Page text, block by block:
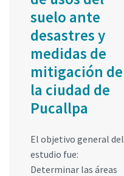
suelo ante
desastres y
medidas de
mitigación de
la ciudad de
Pucallpa
El objetivo general del
estudio fue:
Determinar las áreas